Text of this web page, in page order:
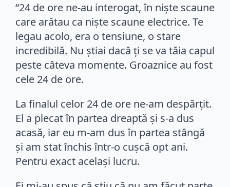
“24 de ore ne-au interogat, în nişte scaune
care arătau ca nişte scaune electrice. Te
legau acolo, era o tensiune, o stare
incredibilă. Nu ştiai dacă ţi se va tăia capul
peste câteva momente. Groaznice au fost
cele 24 de ore.
La finalul celor 24 de ore ne-am despărţit.
El a plecat în partea dreaptă şi s-a dus
acasă, iar eu m-am dus în partea stângă
şi am stat închis într-o cuşcă opt ani.
Pentru exact acelaşi lucru.